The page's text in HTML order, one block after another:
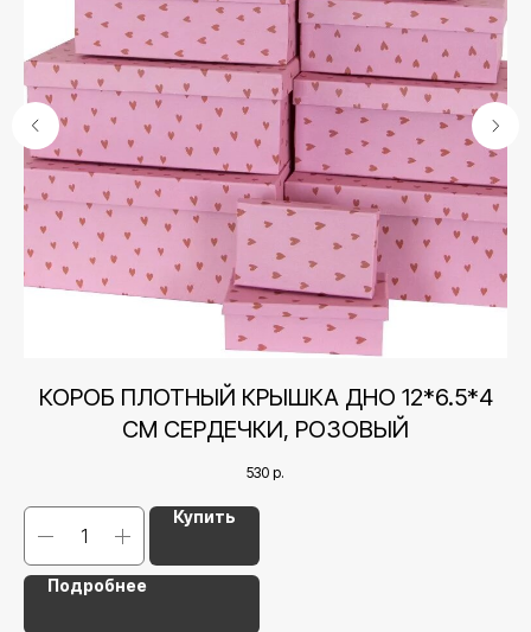
КОРОБ ПЛОТНЫЙ КРЫШКА ДНО 12*6.5*4
СМ СЕРДЕЧКИ, РОЗОВЫЙ
530 р.
Купить
Подробнее
Контакты
Наш канал в Telegram
Наша страничка Вконтакте
+7 (495) 005-03-13
help@upakovali.online